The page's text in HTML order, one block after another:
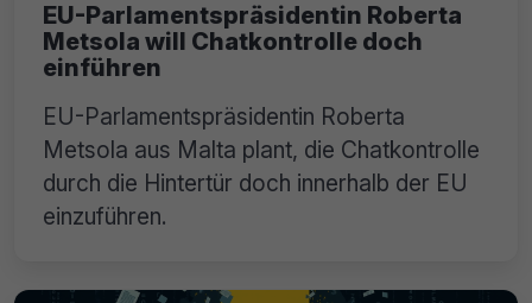
EU-Parlamentspräsidentin Roberta
Metsola will Chatkontrolle doch
einführen
EU-Parlamentspräsidentin Roberta
Metsola aus Malta plant, die Chatkontrolle
durch die Hintertür doch innerhalb der EU
einzuführen.